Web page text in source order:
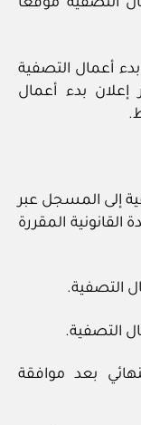
التصفية موقعا
أعمال التصفية
إعلان بدء أعمال
إلى المسجل عبر
القانونية المقررة
التصفية.
التصفية.
بعد موافقة